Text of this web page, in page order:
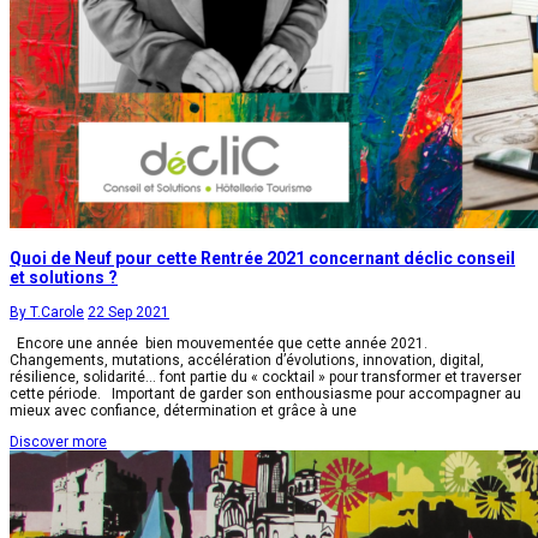
Quoi de Neuf pour cette Rentrée 2021 concernant déclic conseil
et solutions ?
By T.Carole 22 Sep 2021
Encore une année bien mouvementée que cette année 2021.
Changements, mutations, accélération d’évolutions, innovation, digital,
résilience, solidarité… font partie du « cocktail » pour transformer et traverser
cette période. Important de garder son enthousiasme pour accompagner au
mieux avec confiance, détermination et grâce à une
Discover more